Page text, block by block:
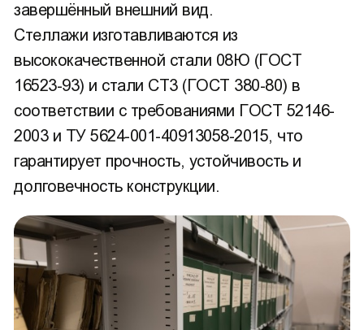
завершённый внешний вид.
Стеллажи изготавливаются из
высококачественной стали 08Ю (ГОСТ
16523-93) и стали СТ3 (ГОСТ 380-80) в
соответствии с требованиями ГОСТ 52146-
2003 и ТУ 5624-001-40913058-2015, что
гарантирует прочность, устойчивость и
долговечность конструкции.